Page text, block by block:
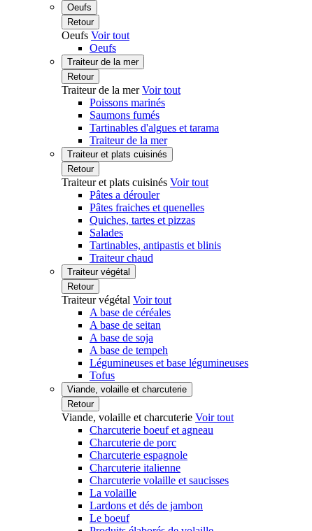
Oeufs
Retour
Oeufs Voir tout
Oeufs
Traiteur de la mer
Retour
Traiteur de la merVoir tout
Poissons marinés
Saumons fumés
Tartinables d'algues et tarama
Traiteur de la mer
Traiteur et plats cuisinés
Retour
Traiteur et plats cuisinés Voir tout
Pâtes a dérouler
Pâtes fraiches et quenelles
Quiches, tartes et pizzas
Salades
Tartinables, antipastis et blinis
Traiteur chaud
Traiteur végétal
Retour
Traiteur végétal Voir tout
A base de céréales
A base de seitan
A base de soja
A base de tempeh
Légumineuses et base légumineuses
Tofus
Viande, volaille et charcuterie
Retour
Viande, volaille et charcuterie Voir tout
Charcuterie boeuf et agneau
Charcuterie de porc
Charcuterie espagnole
Charcuterie italienne
Charcuterie volaille et saucisses
La volaille
Lardons et dés de jambon
Le boeuf